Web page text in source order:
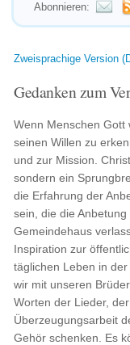
Abonnieren:
Zweisprachige Version
Gedanken zum
Wenn Menschen
seinen Willen zu
und zur Mission.
sondern ein
die Erfahrung der
sein, die die
Gemeindehaus
Inspiration zur
täglichen Leben in
wir mit unseren
Worten der Lieder,
Überzeugungsarbeit
Gehör schenken. Es